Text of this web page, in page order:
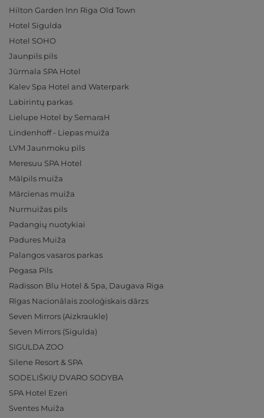
Hilton Garden Inn Riga Old Town
Hotel Sigulda
Hotel SOHO
Jaunpils pils
Jūrmala SPA Hotel
Kalev Spa Hotel and Waterpark
Labirintų parkas
Lielupe Hotel by SemaraH
Lindenhoff - Liepas muiža
LVM Jaunmoku pils
Meresuu SPA Hotel
Mālpils muiža
Mārcienas muiža
Nurmuižas pils
Padangių nuotykiai
Padures Muiža
Palangos vasaros parkas
Pegasa Pils
Radisson Blu Hotel & Spa, Daugava Riga
Rīgas Nacionālais zooloģiskais dārzs
Seven Mirrors (Aizkraukle)
Seven Mirrors (Sigulda)
SIGULDA ZOO
Silene Resort & SPA
SODELIŠKIŲ DVARO SODYBA
SPA Hotel Ezeri
Sventes Muiža